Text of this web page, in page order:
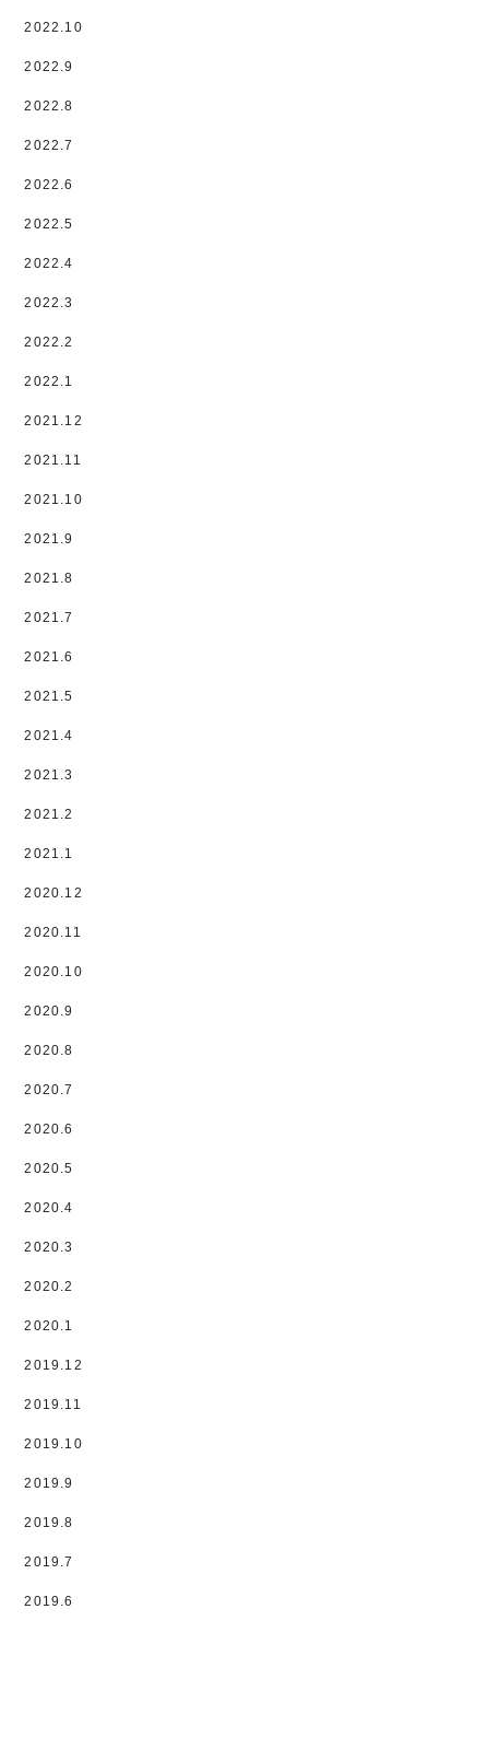
2022.10
2022.9
2022.8
2022.7
2022.6
2022.5
2022.4
2022.3
2022.2
2022.1
2021.12
2021.11
2021.10
2021.9
2021.8
2021.7
2021.6
2021.5
2021.4
2021.3
2021.2
2021.1
2020.12
2020.11
2020.10
2020.9
2020.8
2020.7
2020.6
2020.5
2020.4
2020.3
2020.2
2020.1
2019.12
2019.11
2019.10
2019.9
2019.8
2019.7
2019.6